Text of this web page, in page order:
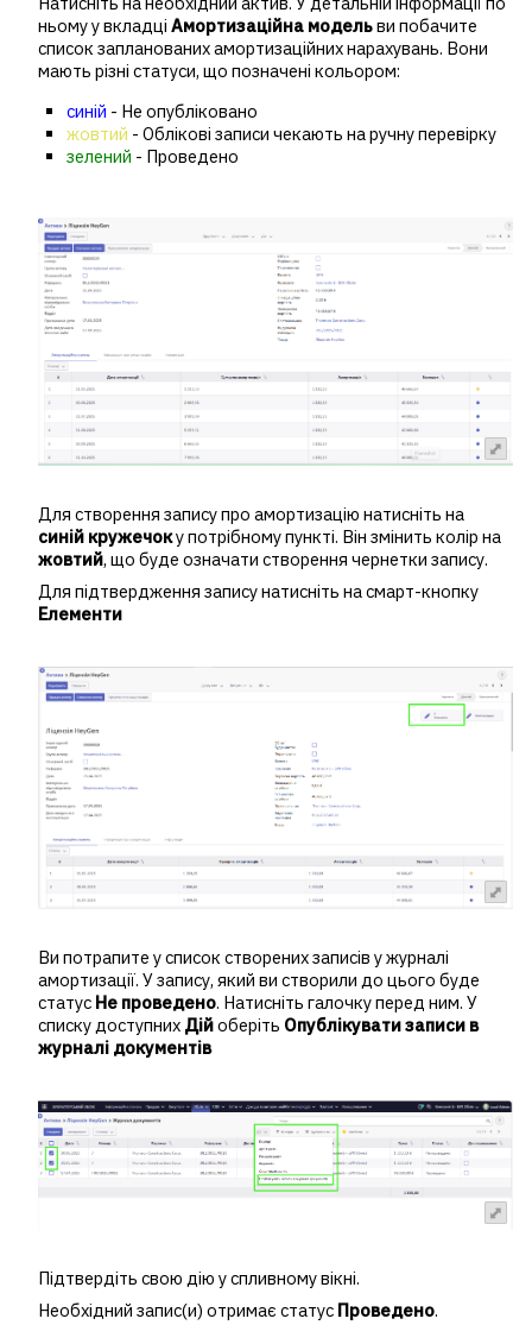
ньому у вкладці Амортизаційна модельви побачите
список запланованих амортизаційних нарахувань. Вони
мають різні статуси, що позначені кольором:
синій - Не опубліковано
жовтий - Облікові записи чекають на ручну перевірку
зелений - Проведено
Для створення запису про амортизацію натисніть на
синій кружечоку потрібному пункті. Він змінить колір на
жовтий, що буде означати створення чернетки запису.
Для підтвердження запису натисніть на смарт-кнопку
Елементи
Ви потрапите у список створених записів у журналі
амортизації. У запису, який ви створили до цього буде
статус Не проведено. Натисніть галочку перед ним. У
списку доступних Дійоберіть Опублікувати записи в
журналі документів
Підтвердіть свою дію у спливному вікні.
Необхідний запис(и) отримає статус Проведено.